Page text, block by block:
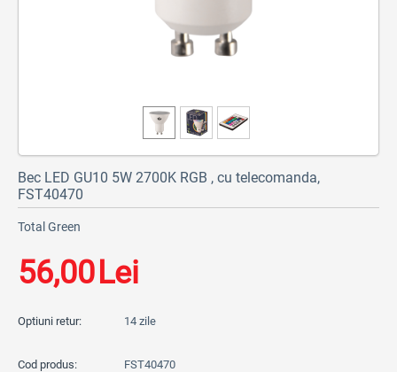
Bec LED GU10 5W 2700K RGB , cu telecomanda,
FST40470
Total Green
56,00 Lei
Optiuni retur: 14 zile
Cod produs:
FST40470